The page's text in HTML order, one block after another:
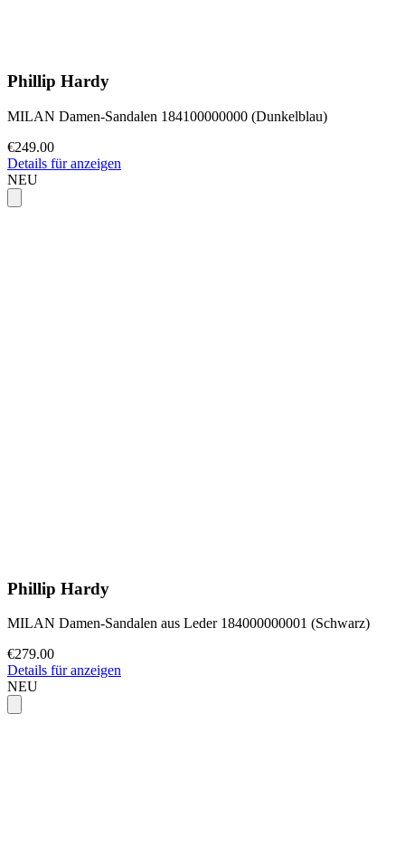
Phillip Hardy
MILAN Damen-Sandalen 184100000000 (Dunkelblau)
€249.00
Details für anzeigen
NEU
Phillip Hardy
MILAN Damen-Sandalen aus Leder 184000000001 (Schwarz)
€279.00
Details für anzeigen
NEU